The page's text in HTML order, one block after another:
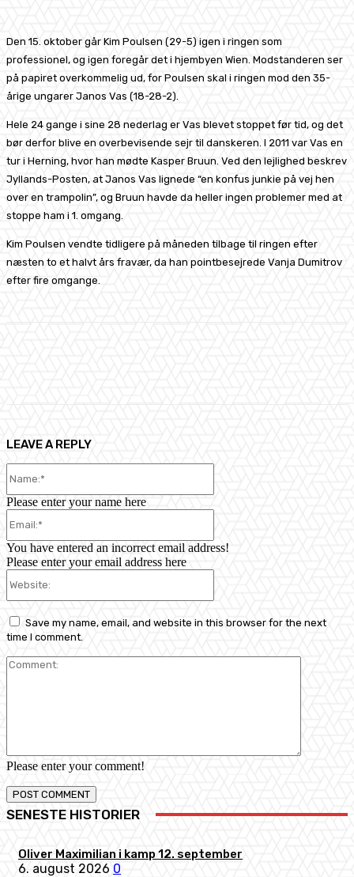
Den 15. oktober går Kim Poulsen (29-5) igen i ringen som
professionel, og igen foregår det i hjembyen Wien. Modstanderen ser
på papiret overkommelig ud, for Poulsen skal i ringen mod den 35-
årige ungarer Janos Vas (18-28-2).
Hele 24 gange i sine 28 nederlag er Vas blevet stoppet før tid, og det
bør derfor blive en overbevisende sejr til danskeren. I 2011 var Vas en
tur i Herning, hvor han mødte Kasper Bruun. Ved den lejlighed beskrev
Jyllands-Posten, at Janos Vas lignede “en konfus junkie på vej hen
over en trampolin”, og Bruun havde da heller ingen problemer med at
stoppe ham i 1. omgang.
Kim Poulsen vendte tidligere på måneden tilbage til ringen efter
næsten to et halvt års fravær, da han pointbesejrede Vanja Dumitrov
efter fire omgange.
LEAVE A REPLY
Please enter your comment!
Please enter your name here
You have entered an incorrect email address!
Please enter your email address here
Save my name, email, and website in this browser for the next
time I comment.
SENESTE HISTORIER
Oliver Maximilian i kamp 12. september
6. august 2026 0